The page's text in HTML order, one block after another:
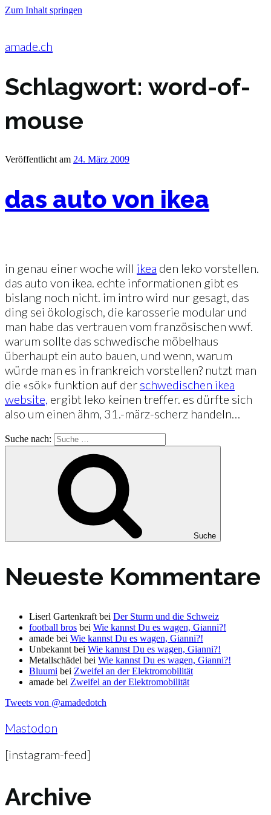
Zum Inhalt springen
amade.ch
Schlagwort: word-of-
mouse
Veröffentlicht am 24. März 2009
das auto von ikea
in genau einer woche will ikea den leko vorstellen.
das auto von ikea. echte informationen gibt es
bislang noch nicht. im intro wird nur gesagt, das
ding sei ökologisch, die karosserie modular und
man habe das vertrauen vom französischen wwf.
warum sollte das schwedische möbelhaus
überhaupt ein auto bauen, und wenn, warum
würde man es in frankreich vorstellen? nutzt man
die «sök» funktion auf der schwedischen ikea
website, ergibt leko keinen treffer. es dürfte sich
also um einen ähm, 31.-märz-scherz handeln…
Suche nach:
Suche
Neueste Kommentare
Liserl Gartenkraft bei Der Sturm und die Schweiz
football bros bei Wie kannst Du es wagen, Gianni?!
amade bei Wie kannst Du es wagen, Gianni?!
Unbekannt bei Wie kannst Du es wagen, Gianni?!
Metallschädel bei Wie kannst Du es wagen, Gianni?!
Bluumi bei Zweifel an der Elektromobilität
amade bei Zweifel an der Elektromobilität
Tweets von @amadedotch
Mastodon
[instagram-feed]
Archive